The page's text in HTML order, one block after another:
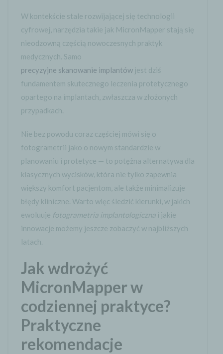
W kontekście stale rozwijającej się technologii
cyfrowej, narzędzia takie jak MicronMapper stają się
nieodzowną częścią nowoczesnych praktyk
medycznych. Samo
precyzyjne skanowanie implantów jest dziś
fundamentem skutecznego leczenia protetycznego
opartego na implantach, zwłaszcza w złożonych
przypadkach.
Nie bez powodu coraz częściej mówi się o
fotogrametrii jako o nowym standardzie w
planowaniu i protetyce — to potężna alternatywa dla
klasycznych wycisków, która nie tylko zapewnia
większy komfort pacjentom, ale także minimalizuje
błędy kliniczne. Warto więc śledzić kierunki, w jakich
ewoluuje fotogrametria implantologiczna i jakie
innowacje możemy jeszcze zobaczyć w najbliższych
latach.
Jak wdrożyć
MicronMapper w
codziennej praktyce?
Praktyczne
rekomendacje